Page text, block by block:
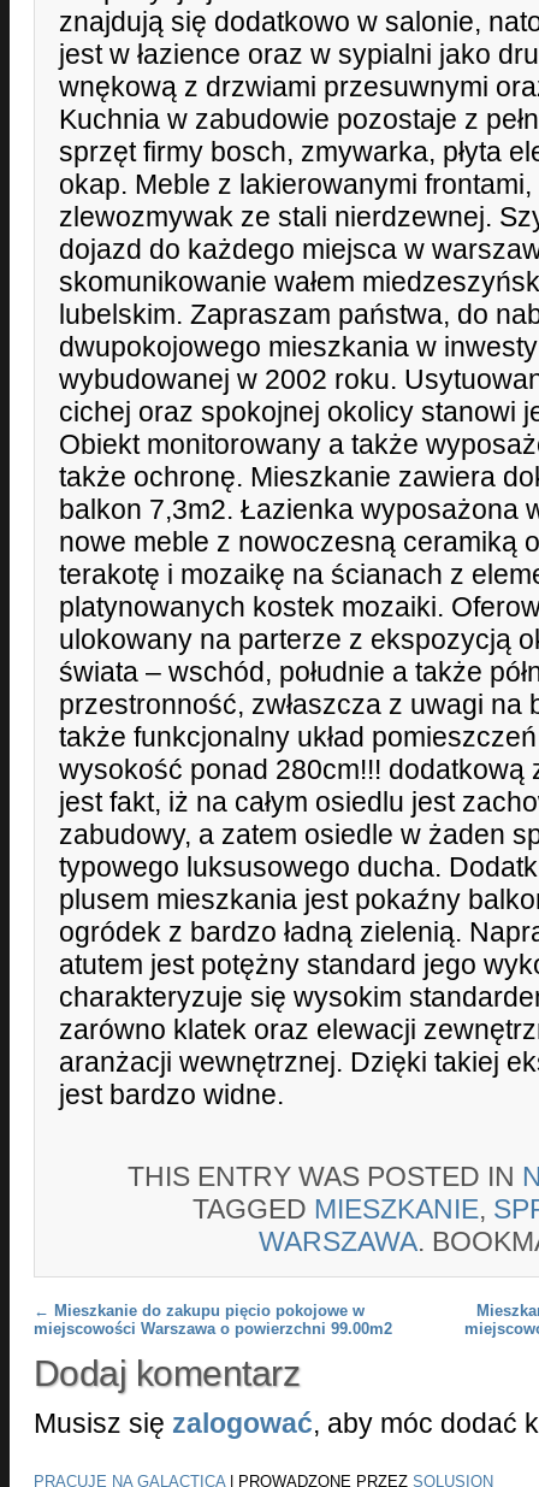
znajdują się dodatkowo w salonie,
jest w łazience oraz w sypialni jako
wnękową z drzwiami przesuwnymi
Kuchnia w zabudowie pozostaje z
sprzęt firmy bosch, zmywarka, płyta
okap. Meble z lakierowanymi
zlewozmywak ze stali nierdzewnej.
dojazd do każdego miejsca w
skomunikowanie wałem
lubelskim. Zapraszam państwa, do
dwupokojowego mieszkania w
wybudowanej w 2002 roku.
cichej oraz spokojnej okolicy stanowi
Obiekt monitorowany a także
także ochronę. Mieszkanie zawiera
balkon 7,3m2. Łazienka wyposażona
nowe meble z nowoczesną ceramiką
terakotę i mozaikę na ścianach z
platynowanych kostek mozaiki.
ulokowany na parterze z ekspozycją
świata – wschód, południe a także
przestronność, zwłaszcza z uwagi na
także funkcjonalny układ
wysokość ponad 280cm!!! dodatkową
jest fakt, iż na całym osiedlu jest
zabudowy, a zatem osiedle w żaden
typowego luksusowego ducha.
plusem mieszkania jest pokaźny
ogródek z bardzo ładną zielenią.
atutem jest potężny standard jego
charakteryzuje się wysokim
zarówno klatek oraz elewacji
aranżacji wewnętrznej. Dzięki takiej
jest bardzo widne.
THIS ENTRY WAS POSTED IN
TAGGED MIESZKANIE,
WARSZAWA.
Post navigation
← Mieszkanie do zakupu pięcio pokojowe w
miejscowości Warszawa o powierzchni 99.00m2
Dodaj komentarz
Musisz się zalogować, aby móc dodać
PRACUJE NA GALACTICA| PROWADZONE PRZEZ SOLUSION